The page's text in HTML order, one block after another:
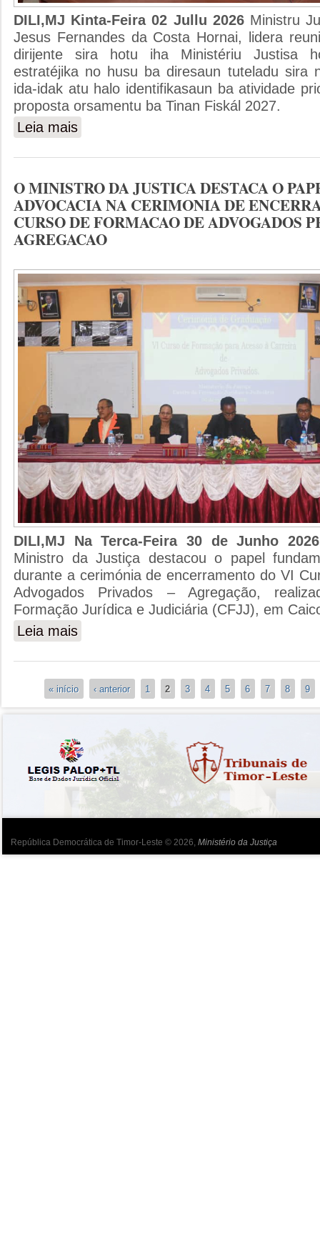
DILI,MJ Kinta-Feira 02 Jullu 2026 Ministru
Jesus Fernandes da Costa Hornai, lidera
dirijente sira hotu iha Ministériu Justisa
estratéjika no husu ba diresaun tuteladu sira
ida-idak atu halo identifikasaun ba atividade
proposta orsamentu ba Tinan Fiskál 2027.
Leia mais
FISKAL 2027
O MINISTRO DA JUSTICA DESTACA O
ADVOCACIA NA CERIMONIA DE
CURSO DE FORMACAO DE ADVOGADOS
AGREGACAO
DILI,MJ Na Terca-Feira 30 de Junho
Ministro da Justiça destacou o papel
durante a cerimónia de encerramento do VI
Advogados Privados – Agregação,
Formação Jurídica e Judiciária (CFJJ), em
Leia mais
ADVOGADOS PRIVADOS-AGREGACAO
Páginas« início ‹ anterior 1 2 3 4 5 6 7 8 9
República Democrática de Timor-Leste © 2026, Ministério da Justiça